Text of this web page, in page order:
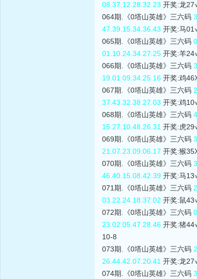
08.37.12.28.32.23 开奖:龙
064期.《0塔山英雄》三六码
47.39.15.34.36.43 开奖:马
065期.《0塔山英雄》三六码
01.10.24.34.27.25 开奖:羊
066期.《0塔山英雄》三六码
19.01.09.34.25.16 开奖:鸡
067期.《0塔山英雄》三六码
37.43.32.38.27.03 开奖:鸡
068期.《0塔山英雄》三六码
15.27.10.48.26.31 开奖:虎
069期.《0塔山英雄》三六码
21.07.23.09.06.17 开奖:猴
070期.《0塔山英雄》三六码
46.40.15.08.42.39 开奖:马
071期.《0塔山英雄》三六码
03.22.24.18.37.02 开奖:鼠
072期.《0塔山英雄》三六码
23.02.05.47.28.46 开奖:猪
10-8
073期.《0塔山英雄》三六码
26.44.42.07.20.41 开奖:龙
074期.《0塔山英雄》三六码